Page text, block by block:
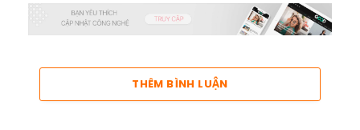
THÊM BÌNH LUẬN